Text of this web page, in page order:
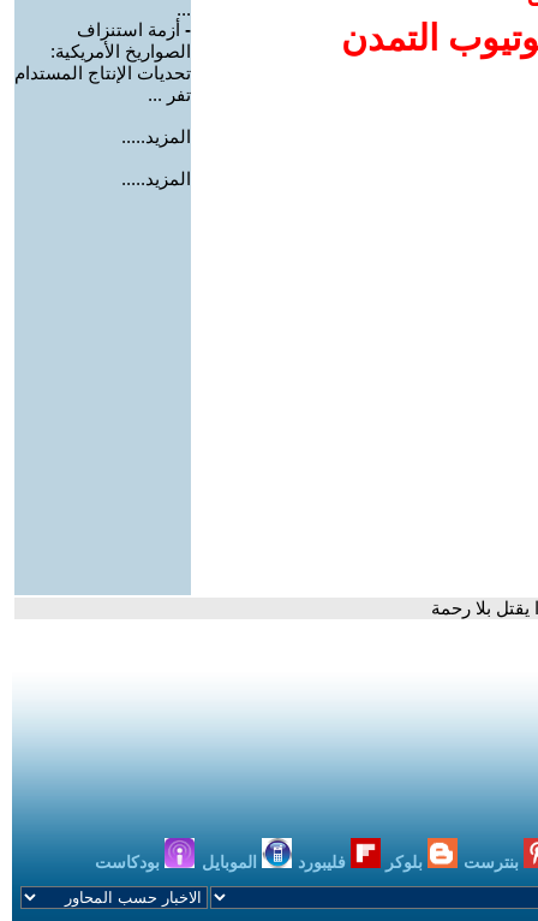
التمدن
...
- أزمة استنزاف
الصواريخ الأمريكية:
تحديات الإنتاج المستدام
تفر ...
المزيد.....
المزيد.....
بلا رحمة
بنترست بلوكر فليبورد الموبايل بودكاست